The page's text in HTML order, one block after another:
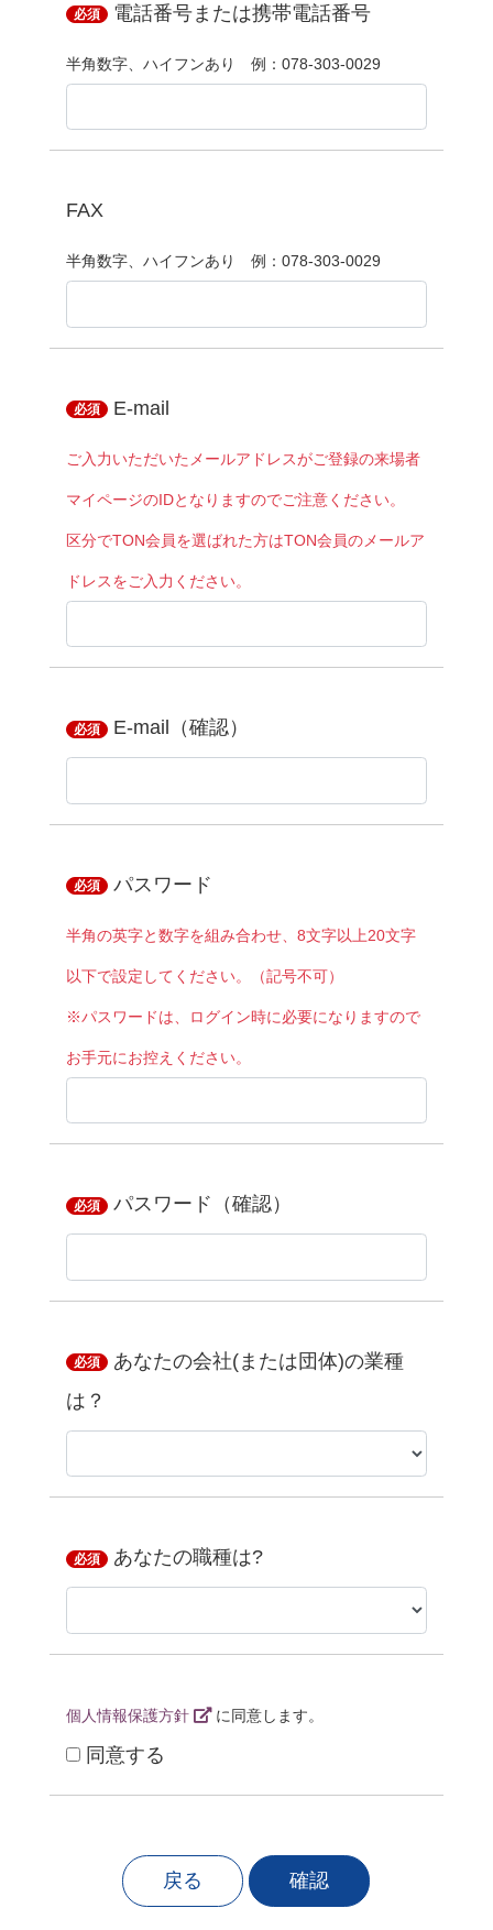
必須 電話番号または携帯電話番号
半角数字、ハイフンあり 例：078-303-0029
FAX
半角数字、ハイフンあり 例：078-303-0029
必須 E-mail
ご入力いただいたメールアドレスがご登録の来場者
マイページのIDとなりますのでご注意ください。
区分でTON会員を選ばれた方はTON会員のメールア
ドレスをご入力ください。
必須 E-mail（確認）
必須 パスワード
半角の英字と数字を組み合わせ、8文字以上20文字
以下で設定してください。（記号不可）
※パスワードは、ログイン時に必要になりますので
お手元にお控えください。
必須 パスワード（確認）
必須 あなたの会社(または団体)の業種
は？
必須 あなたの職種は?
個人情報保護方針 に同意します。
同意する
戻る 確認